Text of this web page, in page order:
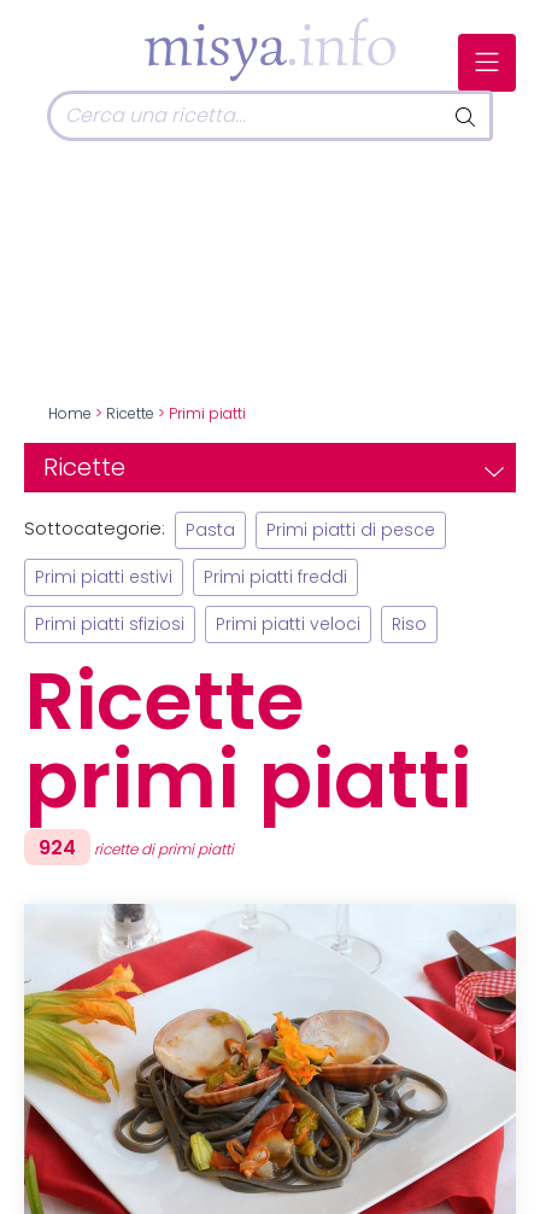
Home > Ricette > Primi piatti
Ricette
Sottocategorie: Pasta Primi piatti di pesce
Primi piatti estivi Primi piatti freddi
Primi piatti sfiziosi Primi piatti veloci Riso
Ricette
primi piatti
924 ricette di primi piatti